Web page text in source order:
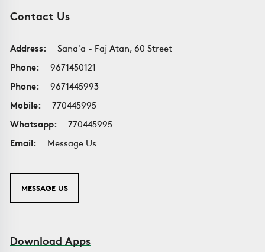
Contact Us
Address:
Sana'a - Faj Atan, 60 Street
Phone:
9671450121
Phone:
9671445993
Mobile:
770445995
Whatsapp:
770445995
Email:
Message Us
MESSAGE US
Download Apps